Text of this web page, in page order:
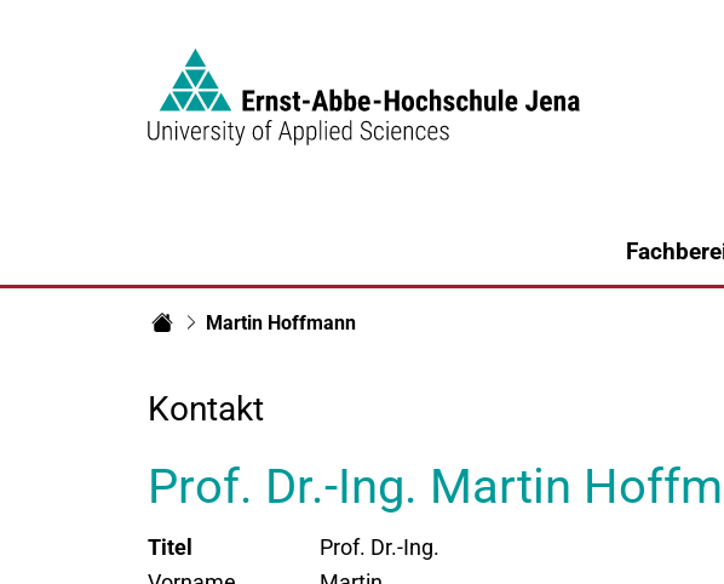
Martin Hoffmann
Kontakt
Prof. Dr.-Ing. Martin
Titel
Prof. Dr.-Ing.